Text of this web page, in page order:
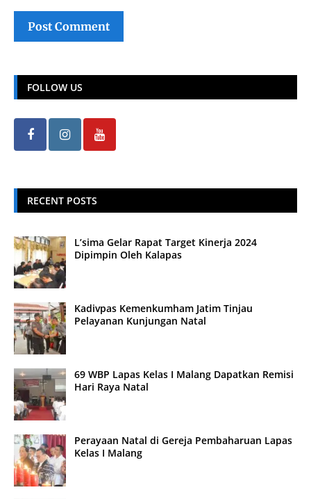
FOLLOW US
RECENT POSTS
L’sima Gelar Rapat Target Kinerja 2024
Dipimpin Oleh Kalapas
Kadivpas Kemenkumham Jatim Tinjau
Pelayanan Kunjungan Natal
69 WBP Lapas Kelas I Malang Dapatkan Remisi
Hari Raya Natal
Perayaan Natal di Gereja Pembaharuan Lapas
Kelas I Malang